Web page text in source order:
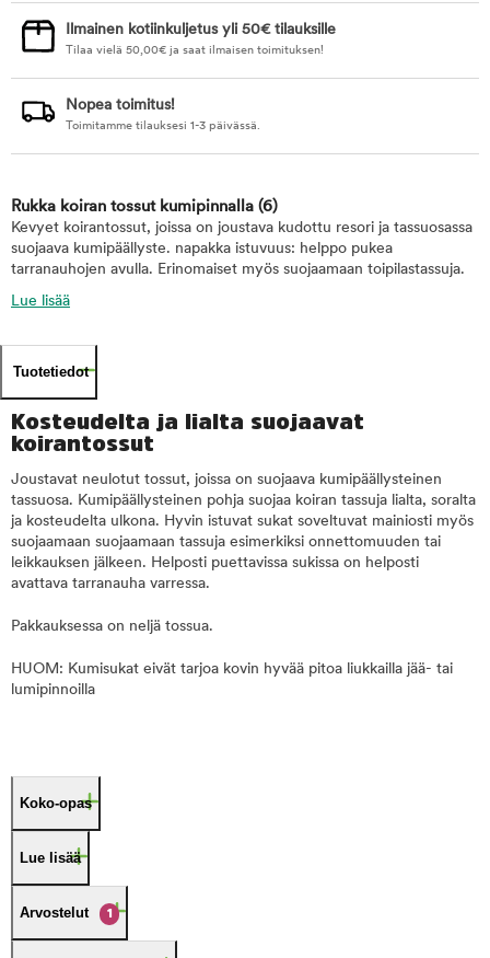
Ilmainen kotiinkuljetus yli 50€ tilauksille
Tilaa vielä 50,00€ ja saat ilmaisen toimituksen!
Nopea toimitus!
Toimitamme tilauksesi 1-3 päivässä.
Rukka koiran tossut kumipinnalla (6)
Kevyet koirantossut, joissa on joustava kudottu resori ja tassuosassa
suojaava kumipäällyste. napakka istuvuus: helppo pukea
tarranauhojen avulla. Erinomaiset myös suojaamaan toipilastassuja.
Lue lisää
Tuotetiedot
Kosteudelta ja lialta suojaavat
koirantossut
Joustavat neulotut tossut, joissa on suojaava kumipäällysteinen
tassuosa. Kumipäällysteinen pohja suojaa koiran tassuja lialta, soralta
ja kosteudelta ulkona. Hyvin istuvat sukat soveltuvat mainiosti myös
suojaamaan suojaamaan tassuja esimerkiksi onnettomuuden tai
leikkauksen jälkeen. Helposti puettavissa sukissa on helposti
avattava tarranauha varressa.
Pakkauksessa on neljä tossua.
HUOM: Kumisukat eivät tarjoa kovin hyvää pitoa liukkailla jää- tai
lumipinnoilla
Koko-opas
Lue lisää
Arvostelut 1